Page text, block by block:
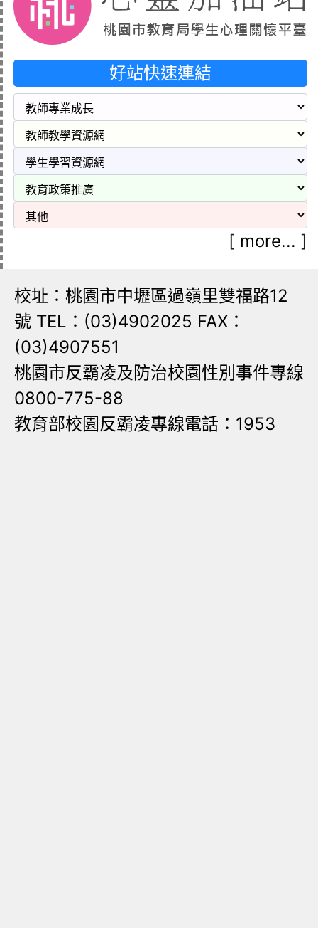
好站快速連結
[ more... ]
校址：桃園市中壢區過嶺里雙福路12
號 TEL：(03)4902025 FAX：
(03)4907551
桃園市反霸凌及防治校園性別事件專線
0800-775-88
教育部校園反霸凌專線電話：1953